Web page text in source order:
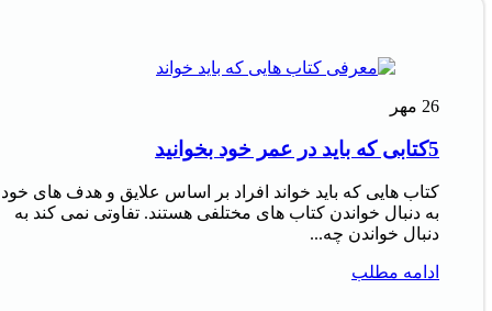
26 مهر
5کتابی که باید در عمر خود بخوانید
کتاب‌ هایی که باید خواند افراد بر اساس علایق و هدف‌ های خود
به دنبال خواندن کتاب‌ های مختلفی هستند. تفاوتی نمی‌ کند به
دنبال خواندن چه...
ادامه مطلب